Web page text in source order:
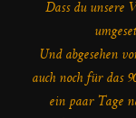
Dass du unsere
Und abgesehen
auch noch für das
ein paar Tage